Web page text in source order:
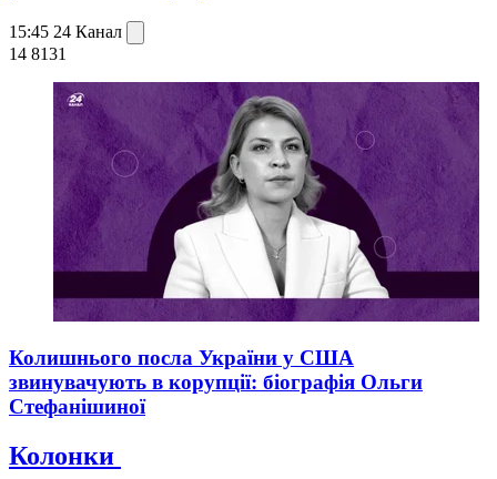
15:45 24 Канал
14 8131
Колишнього посла України у США
звинувачують в корупції: біографія Ольги
Стефанішиної
Колонки